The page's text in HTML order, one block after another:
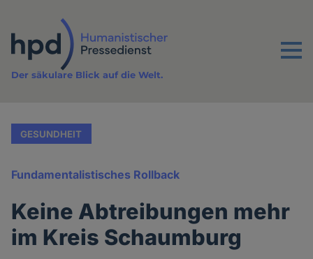
Inhalt
Menu
Der säkulare Blick auf die Welt.
GESUNDHEIT
Fundamentalistisches Rollback
Keine Abtreibungen mehr
im Kreis Schaumburg